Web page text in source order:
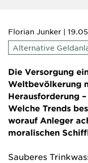
Florian Junker |
Alternative
Die Versorgung
Weltbevölkerung
Herausforderung
Welche Trends
worauf Anleger
moralischen
Sauberes